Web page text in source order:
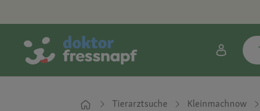
Tierarztsuche Kleinmachnow